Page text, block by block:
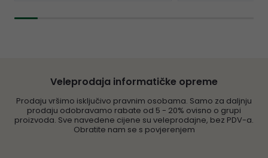
Veleprodaja informatičke opreme
Prodaju vršimo isključivo pravnim osobama. Samo za daljnju
prodaju odobravamo rabate od 5 - 20% ovisno o grupi
proizvoda. Sve navedene cijene su veleprodajne, bez PDV-a.
Obratite nam se s povjerenjem